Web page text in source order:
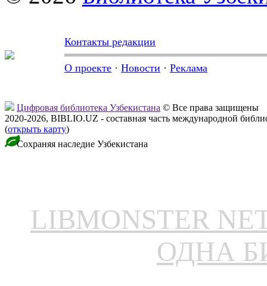
Контакты редакции
О проекте · Новости · Реклама
Цифровая библиотека Узбекистана © Все права защищены
2020-2026, BIBLIO.UZ - составная часть международной
(открыть карту)
Сохраняя наследие Узбекистана
LIBMONSTER
ОДНА